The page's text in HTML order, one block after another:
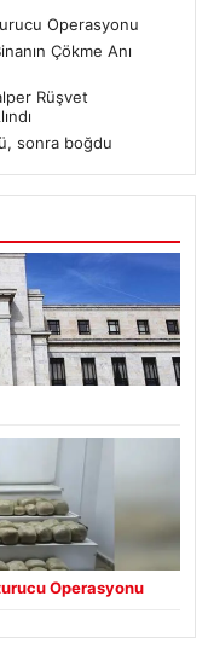
Operasyonu
Çökme Anı
Rüşvet
sonra boğdu
Operasyonu